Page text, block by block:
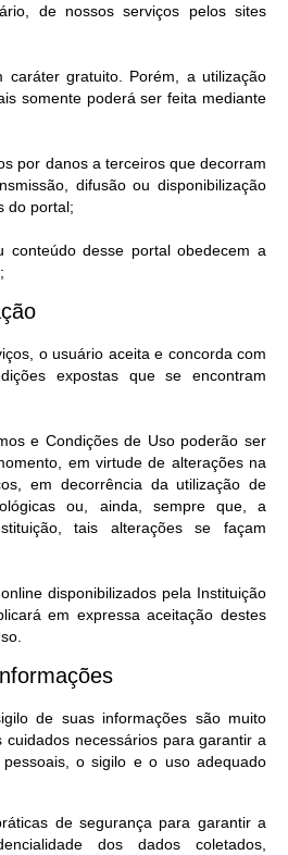
de nossos serviços pelos sites
caráter gratuito. Porém, a utilização
somente poderá ser feita mediante
por danos a terceiros que decorram
difusão ou disponibilização
do portal;
conteúdo desse portal obedecem a
o usuário aceita e concorda com
expostas que se encontram
e Condições de Uso poderão ser
em virtude de alterações na
em decorrência da utilização de
ou, ainda, sempre que, a
tais alterações se façam
disponibilizados pela Instituição
em expressa aceitação destes
de suas informações são muito
cuidados necessários para garantir a
o sigilo e o uso adequado
de segurança para garantir a
dos dados coletados,